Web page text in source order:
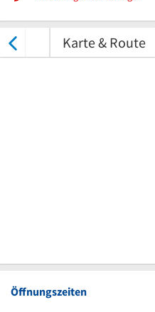
Karte & Route
Öffnungszeiten